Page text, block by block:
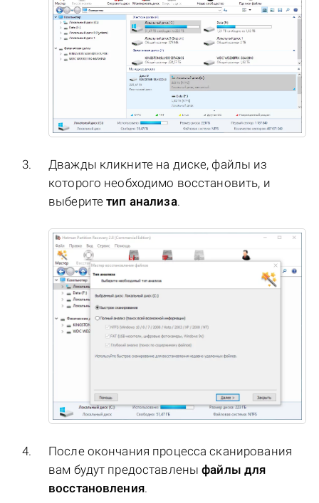
Дважды кликните на диске, файлы из
которого необходимо восстановить, и
выберитетип анализа.
После окончания процесса сканирования
вам будут предоставленыфайлы для
восстановления.